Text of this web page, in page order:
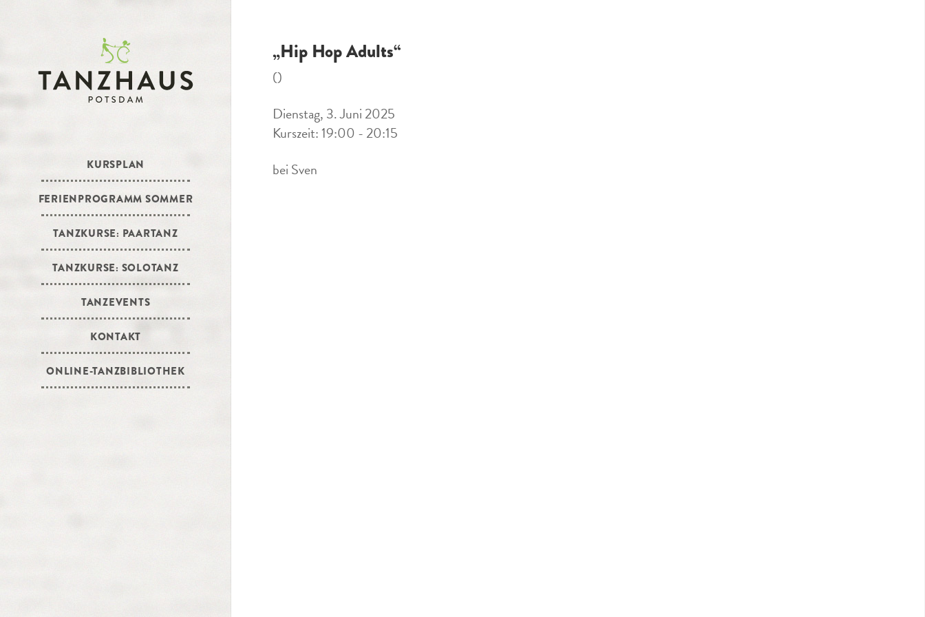
KURSPLAN
FERIENPROGRAMM SOMMER
TANZKURSE: PAARTANZ
TANZKURSE: SOLOTANZ
TANZEVENTS
KONTAKT
ONLINE-TANZBIBLIOTHEK
„Hip Hop Adults“
()
Dienstag, 3. Juni 2025
Kurszeit: 19:00 - 20:15
bei Sven